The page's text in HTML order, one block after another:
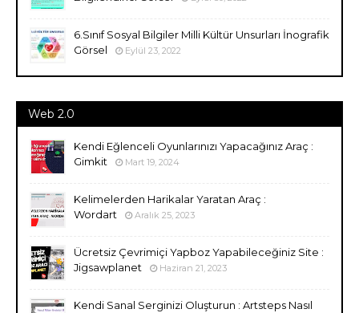
6.Sınıf Sosyal Bilgiler Milli Kültür Unsurları İnografik
Görsel
Eylül 23, 2022
Web 2.0
Kendi Eğlenceli Oyunlarınızı Yapacağınız Araç :
Gimkit
Mart 19, 2024
Kelimelerden Harikalar Yaratan Araç :
Wordart
Aralık 25, 2023
Ücretsiz Çevrimiçi Yapboz Yapabileceğiniz Site :
Jigsawplanet
Haziran 21, 2023
Kendi Sanal Serginizi Oluşturun : Artsteps Nasıl